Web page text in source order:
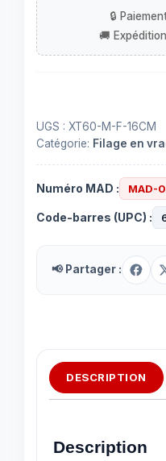
14
awg
30a
cm
UGS : XT60-M-F-16CM
Catégorie: Filage en
Numéro MAD : MAD-
Code-barres (UPC) :
📢 Partager :
DESCRIPTION
Description